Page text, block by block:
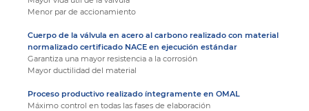
Menor par de accionamiento
Cuerpo de la válvula en acero al carbono realizado con material
normalizado certificado NACE en ejecución estándar
Garantiza una mayor resistencia a la corrosión
Mayor ductilidad del material
Proceso productivo realizado íntegramente en OMAL
Máximo control en todas las fases de elaboración